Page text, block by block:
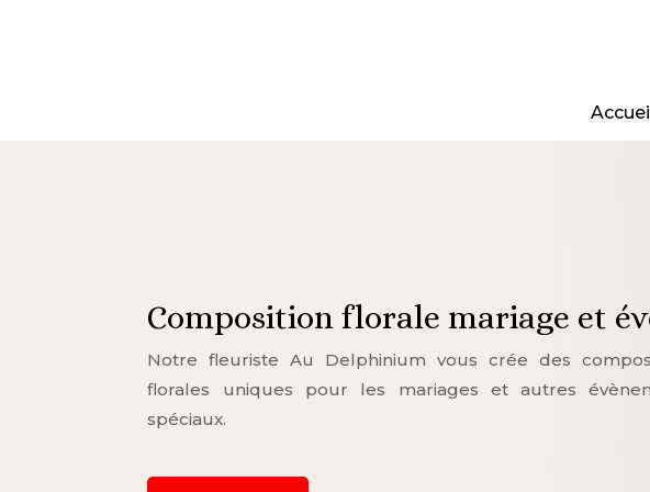
Composition florale mariage et
Notre fleuriste Au Delphinium vous crée des
florales uniques pour les mariages et autres
spéciaux.